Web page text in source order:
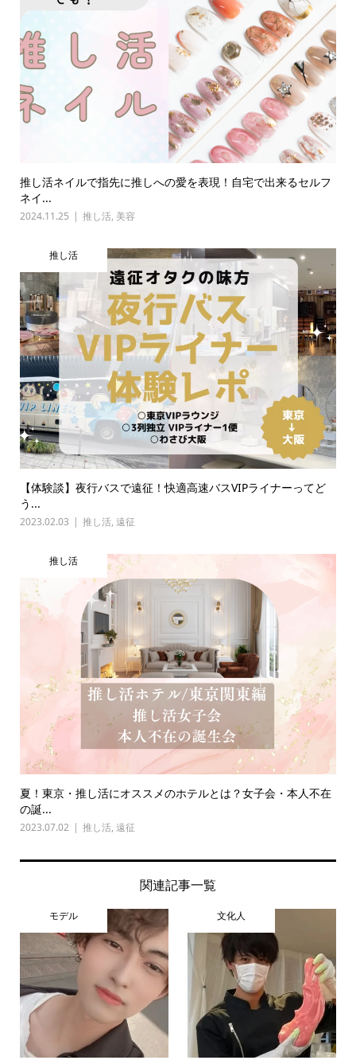
推し活ネイルで指先に推しへの愛を表現！自宅で出来るセルフ
ネイ...
2024.11.25 推し活, 美容
推し活
【体験談】夜行バスで遠征！快適高速バスVIPライナーってど
う...
2023.02.03 推し活, 遠征
推し活
夏！東京・推し活にオススメのホテルとは？女子会・本人不在
の誕...
2023.07.02 推し活, 遠征
関連記事一覧
モデル 文化人